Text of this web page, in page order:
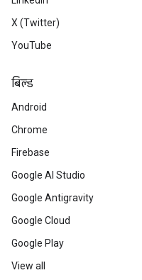
X (Twitter)
YouTube
बिल्ड
Android
Chrome
Firebase
Google AI Studio
Google Antigravity
Google Cloud
Google Play
View all